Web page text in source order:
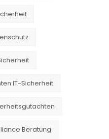
IT-Sicherheit
Beratung